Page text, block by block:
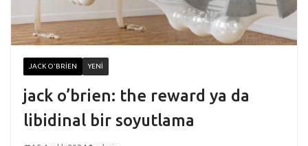
JACK O'BRIEN YENI
jack o’brien: the reward ya da
libidinal bir soyutlama